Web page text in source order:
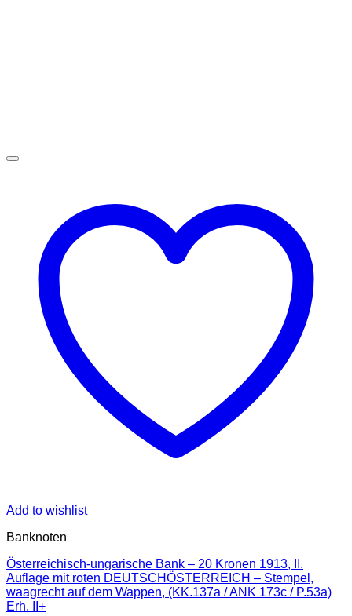
Add to wishlist
Banknoten
Österreichisch-ungarische Bank – 20 Kronen 1913, II.
Auflage mit roten DEUTSCHÖSTERREICH – Stempel,
waagrecht auf dem Wappen, (KK.137a / ANK 173c / P.53a)
Erh. II+